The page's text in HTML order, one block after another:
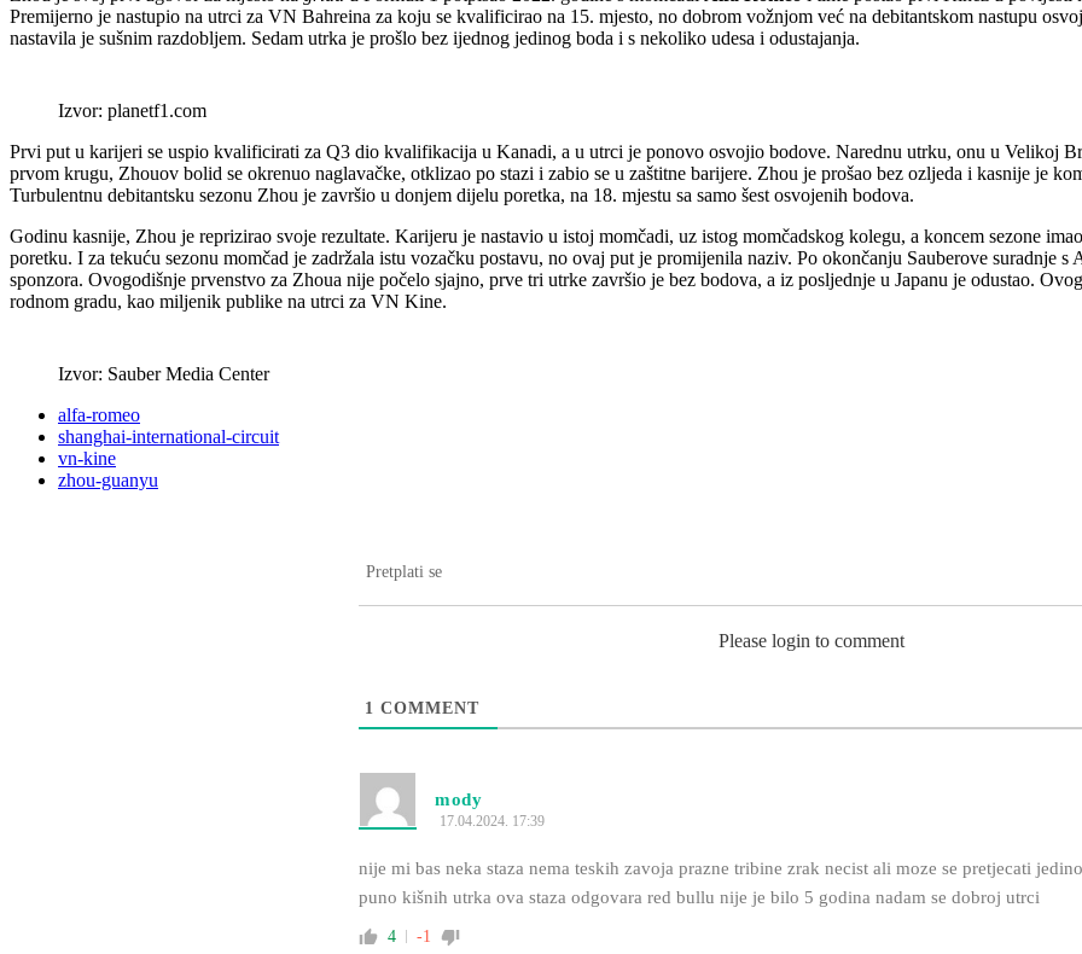
Premijerno je nastupio na utrci za VN Bahreina za koju se kvalificirao na 15. mjesto, no dobrom vožnjom već na debitantskom nastupu
nastavila je sušnim razdobljem. Sedam utrka je prošlo bez ijednog jedinog boda i s nekoliko udesa i odustajanja.
Izvor: planetf1.com
Prvi put u karijeri se uspio kvalificirati za Q3 dio kvalifikacija u Kanadi, a u utrci je ponovo osvojio bodove. Narednu utrku, onu u Velikoj
prvom krugu, Zhouov bolid se okrenuo naglavačke, otklizao po stazi i zabio se u zaštitne barijere. Zhou je prošao bez ozljeda i kasnije je
Turbulentnu debitantsku sezonu Zhou je završio u donjem dijelu poretka, na 18. mjestu sa samo šest osvojenih bodova.
Godinu kasnije, Zhou je reprizirao svoje rezultate. Karijeru je nastavio u istoj momčadi, uz istog momčadskog kolegu, a koncem sezone
poretku. I za tekuću sezonu momčad je zadržala istu vozačku postavu, no ovaj put je promijenila naziv. Po okončanju Sauberove suradnje s
sponzora. Ovogodišnje prvenstvo za Zhoua nije počelo sjajno, prve tri utrke završio je bez bodova, a iz posljednje u Japanu je odustao.
rodnom gradu, kao miljenik publike na utrci za VN Kine.
Izvor: Sauber Media Center
alfa-romeo
shanghai-international-circuit
vn-kine
zhou-guanyu
Pretplati se
Please login to comment
1 COMMENT
mody
17.04.2024. 17:39
nije mi bas neka staza nema teskih zavoja prazne tribine zrak necist ali moze se pretjecati
puno kišnih utrka ova staza odgovara red bullu nije je bilo 5 godina nadam se dobroj utrci
4 -1